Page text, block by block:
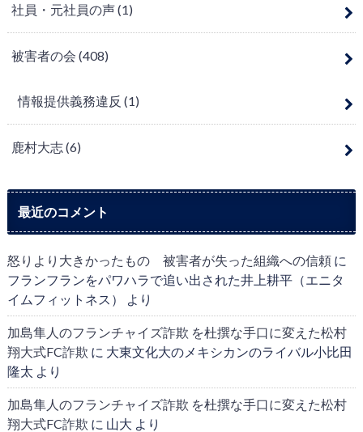
社員・元社員の声(1)
被害者の会 (408)
情報提供義務違反 (1)
鹿村大志(6)
最近のコメント
怒りより大きかったもの 被害者が失った組織への信頼に
フランフランをパワハラで追い出された井上耕平（エニタ
イムフィットネス）
より
加島隼人のフランチャイズ詐欺 を杜撰な手口に変えた松村
翔大式FC詐欺 に 大東文化大のメキシカンのライバル小比田
隆太 より
加島隼人のフランチャイズ詐欺 を杜撰な手口に変えた松村
翔大式FC詐欺 に 山大 より